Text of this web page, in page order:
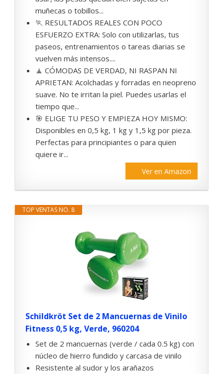
muñecas o tobillos...
🏃 RESULTADOS REALES CON POCO
ESFUERZO EXTRA: Solo con utilizarlas, tus
paseos, entrenamientos o tareas diarias se
vuelven más intensos....
🧘 CÓMODAS DE VERDAD, NI RASPAN NI
APRIETAN: Acolchadas y forradas en neopreno
suave. No te irritan la piel. Puedes usarlas el
tiempo que...
🎯 ELIGE TU PESO Y EMPIEZA HOY MISMO:
Disponibles en 0,5 kg, 1 kg y 1,5 kg por pieza.
Perfectas para principiantes o para quien
quiere ir...
Ver en Amazon
TOP VENTAS NO. 8
Schildkröt Set de 2 Mancuernas de Vinilo
Fitness 0,5 kg, Verde, 960204
Set de 2 mancuernas (verde / cada 0.5 kg) con
núcleo de hierro fundido y carcasa de vinilo
Resistente al sudor y los arañazos